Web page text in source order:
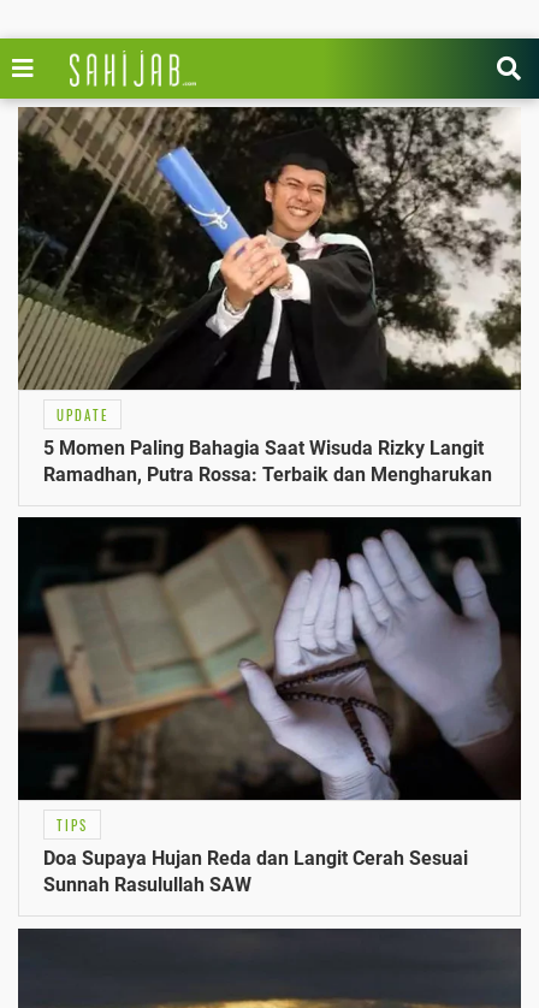
UPDATE
5 Momen Paling Bahagia Saat Wisuda Rizky Langit
Ramadhan, Putra Rossa: Terbaik dan Mengharukan
TIPS
Doa Supaya Hujan Reda dan Langit Cerah Sesuai
Sunnah Rasulullah SAW